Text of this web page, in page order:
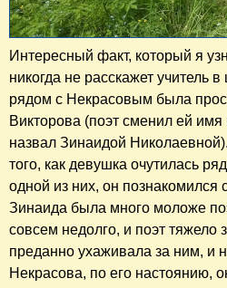
Интересный факт, который я
никогда не расскажет учитель
рядом с Некрасовым была
Викторова (поэт сменил ей имя
назвал Зинаидой
того, как девушка очутилась
одной из них, он познакомился
Зинаида была много моложе
совсем недолго, и поэт тяжело
преданно ухаживала за ним, и
Некрасова, по его настоянию,